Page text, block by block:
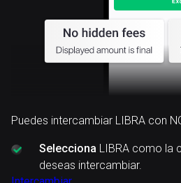
Puedes intercambiar LIBRA con
Selecciona LIBRA como la
deseas intercambiar.